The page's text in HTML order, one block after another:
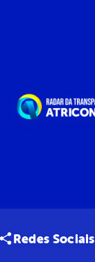
Redes Sociais